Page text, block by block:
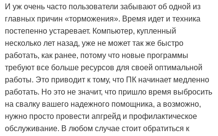
И уж очень часто пользователи забывают об одной из
главных причин «торможения». Время идет и техника
постепенно устаревает. Компьютер, купленный
несколько лет назад, уже не может так же быстро
работать, как ранее, потому что новые программы
требуют все больше ресурсов для своей оптимальной
работы. Это приводит к тому, что ПК начинает медленно
работать. Но это не значит, что пришло время выбросить
на свалку вашего надежного помощника, а возможно,
нужно просто провести апгрейд и профилактическое
обслуживание. В любом случае стоит обратиться к